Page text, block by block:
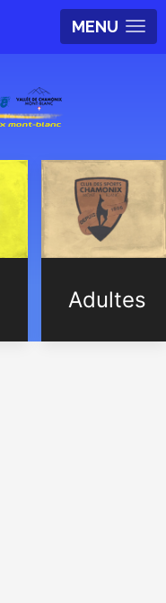
MENU
Adultes